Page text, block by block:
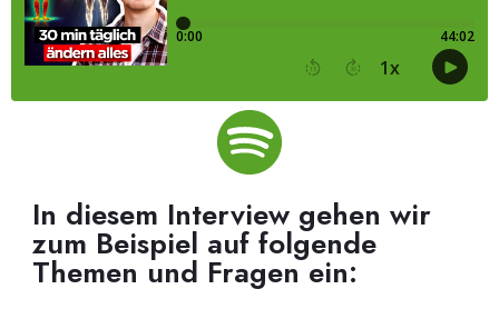
In diesem Interview gehen wir
zum Beispiel auf folgende
Themen und Fragen ein: